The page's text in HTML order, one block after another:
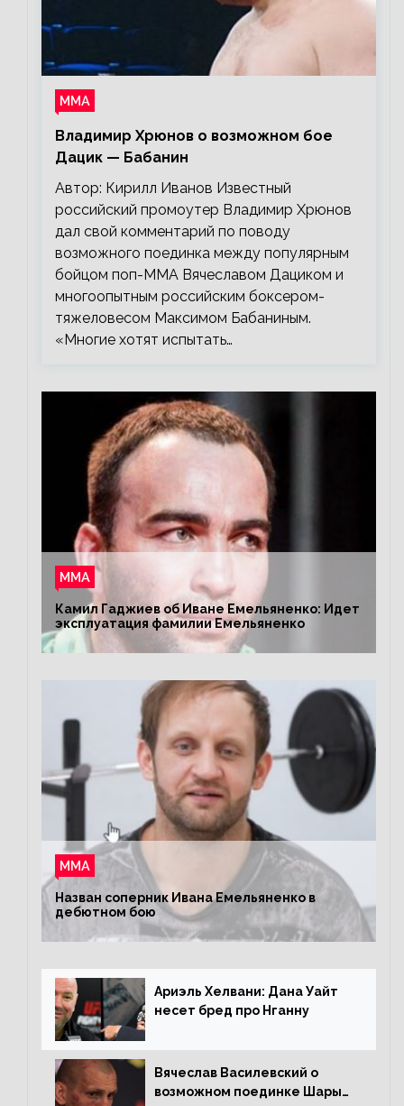
ММА
Владимир Хрюнов о возможном бое
Дацик — Бабанин
Автор: Кирилл Иванов Известный
российский промоутер Владимир Хрюнов
дал свой комментарий по поводу
возможного поединка между популярным
бойцом поп-ММА Вячеславом Дациком и
многоопытным российским боксером-
тяжеловесом Максимом Бабаниным.
«Многие хотят испытать…
ММА
Камил Гаджиев об Иване Емельяненко: Идет
эксплуатация фамилии Емельяненко
ММА
Назван соперник Ивана Емельяненко в
дебютном бою
Ариэль Хелвани: Дана Уайт
несет бред про Нганну
Вячеслав Василевский о
возможном поединке Шары